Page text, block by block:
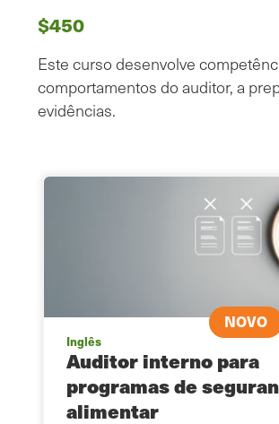
$450
Este curso desenvolve
comportamentos do auditor, a
evidências.
NOVO
Inglês
Auditor interno para
programas de
alimentar